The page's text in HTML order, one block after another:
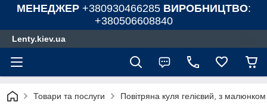
МЕНЕДЖЕР +380930466285 ВИРОБНИЦТВО:
+380506608840
Lenty.kiev.ua
Товари та послуги Повітряна куля гелієвий, з